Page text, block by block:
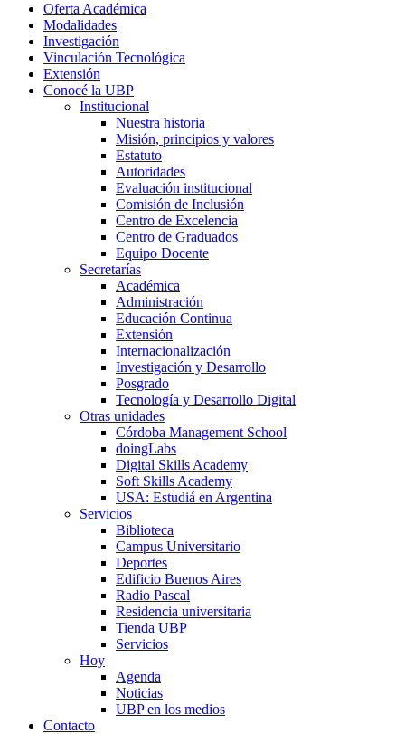
Oferta Académica
Modalidades
Investigación
Vinculación Tecnológica
Extensión
Conocé la UBP
Institucional
Nuestra historia
Misión, principios y valores
Estatuto
Autoridades
Evaluación institucional
Comisión de Inclusión
Centro de Excelencia
Centro de Graduados
Equipo Docente
Secretarías
Académica
Administración
Educación Continua
Extensión
Internacionalización
Investigación y Desarrollo
Posgrado
Tecnología y Desarrollo Digital
Otras unidades
Córdoba Management School
doingLabs
Digital Skills Academy
Soft Skills Academy
USA: Estudiá en Argentina
Servicios
Biblioteca
Campus Universitario
Deportes
Edificio Buenos Aires
Radio Pascal
Residencia universitaria
Tienda UBP
Servicios
Hoy
Agenda
Noticias
UBP en los medios
Contacto